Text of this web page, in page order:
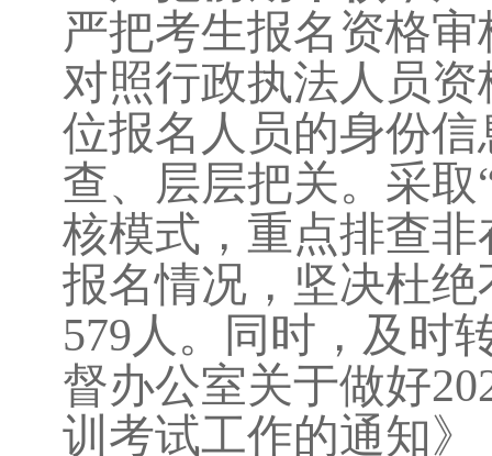
严把考生报名资格
对照行政执法人员
位报名人员的身份
查、层层把关。采
核模式，重点排查
报名情况，坚决杜
579人。同时，及时
督办公室关于做好
训考试工作的通知